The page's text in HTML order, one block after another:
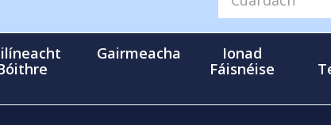
Gairmeacha
Ionad
Fáisnéise